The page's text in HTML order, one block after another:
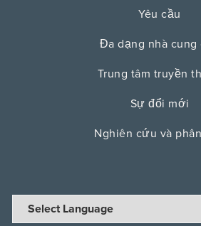
Yêu cầu
Đa dạng nhà cung
Trung tâm truyền
Sự đổi mới
Nghiên cứu và